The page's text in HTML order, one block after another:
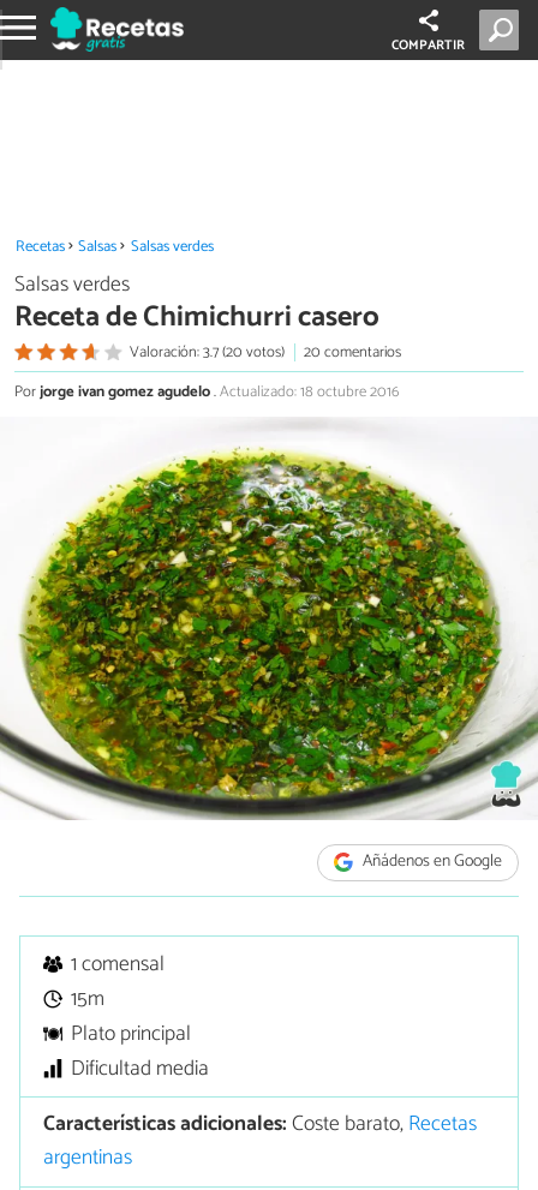
COMPARTIR
Recetas Salsas Salsas verdes
Salsas verdes
Receta de Chimichurri casero
Valoración: 3.7 (20 votos)
20 comentarios
Porjorge ivan gomez agudelo.Actualizado: 18 octubre 2016
Añádenos en Google
1 comensal
15m
Plato principal
Dificultad media
Características adicionales:Coste barato,Recetas
argentinas